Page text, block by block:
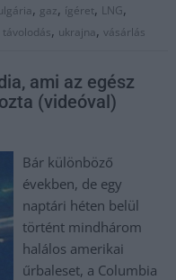
, gaz, ígéret, LNG,
távolodás, ukrajna,vásárlás
ami az egész
(videóval)
Bár különböző
években, de egy
naptári héten belül
történt mindhárom
halálos amerikai
űrbaleset, a Columbia